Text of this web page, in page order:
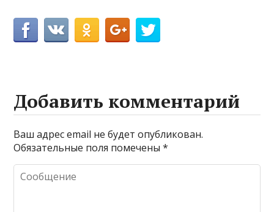
Добавить комментарий
Ваш адрес email не будет опубликован.
Обязательные поля помечены*